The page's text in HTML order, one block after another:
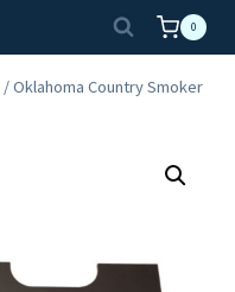
0
/Oklahoma Country Smoker